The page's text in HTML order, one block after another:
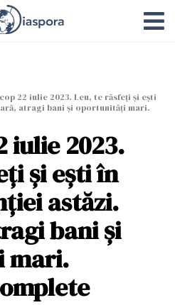
22 iulie 2023. Leu, te răsfeți și ești
atragi bani și oportunități mari.
iulie 2023.
și ești în
astăzi.
bani și
mari.